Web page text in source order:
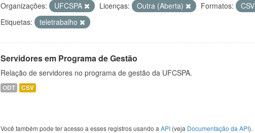
Organizações: UFCSPA Licenças: Outra (Aberta) Formatos: CSV
Etiquetas:
teletrabalho
Servidores em Programa de Gestão
Relação de servidores no programa de gestão da UFCSPA.
ODT CSV
Você também pode ter acesso a esses registros usando a API (veja Documentação da API).